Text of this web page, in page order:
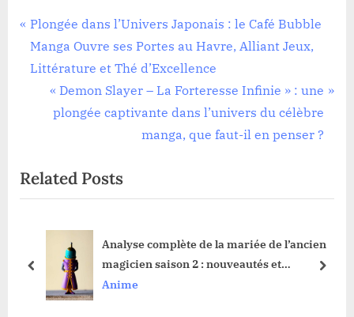
Navigation
de
l’article
P
r
e
s
P
t
Plongée dans l’Univers Japonais : le Café Bubble
Manga Ouvre ses Portes au Havre, Alliant Jeux,
Littérature et Thé d’Excellence
N
e
P
o
« Demon Slayer – La Forteresse Infinie » : une
plongée captivante dans l’univers du célèbre
manga, que faut-il en penser ?
Related Posts
Analyse complète de la mariée de l’ancien
magicien saison 2 : nouveautés et
développements
Anime
prev next